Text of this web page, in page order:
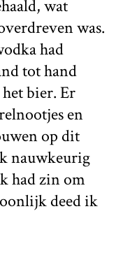
wat
was.
had
tot hand
bier. Er
en
op dit
nauwkeurig
had zin om
deed ik